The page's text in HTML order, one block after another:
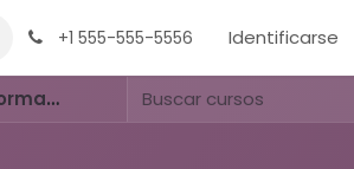
+1 555-555-5556 Identificarse